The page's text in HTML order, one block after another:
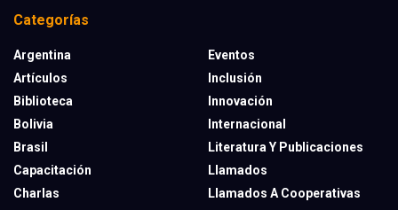
Categorías
Argentina
Artículos
Biblioteca
Bolivia
Brasil
Capacitación
Charlas
Eventos
Inclusión
Innovación
Internacional
Literatura Y Publicaciones
Llamados
Llamados A Cooperativas